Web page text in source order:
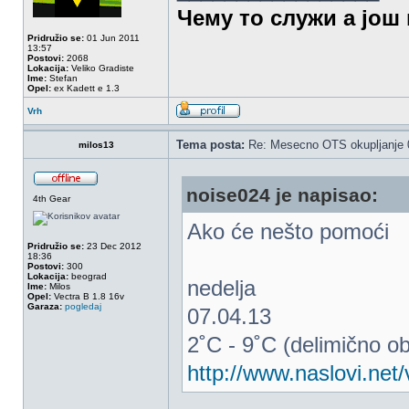
Pridružio se: 01 Jun 2011
13:57
Postovi: 2068
Lokacija: Veliko Gradiste
Ime: Stefan
Opel: ex Kadett e 1.3
Чему то служи а још
Vrh
milos13 Tema posta: Re: Mesecno OTS
4th Gear
Pridružio se: 23 Dec 2012
18:36
Postovi: 300
Lokacija: beograd
Ime: Milos
Opel: Vectra B 1.8 16v
Garaza: pogledaj
noise024 je napisao:
Ako će nešto pomoći
nedelja
07.04.13
2˚C - 9˚C (delimično
http://